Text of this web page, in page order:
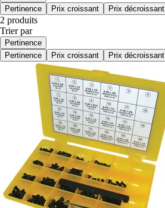
Pertinence
Prix croissant Prix décroissant
2 produits
Trier par
Pertinence
Pertinence
Prix croissant Prix décroissant